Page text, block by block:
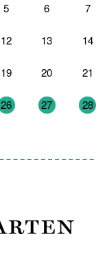
5 6 7
12 13 14
19 20 21
26 27 28